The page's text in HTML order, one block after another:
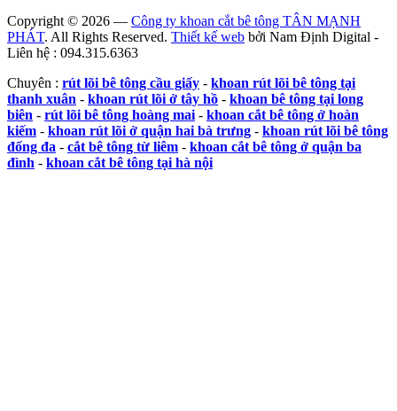
Copyright © 2026 — Công ty khoan cắt bê tông TÂN MẠNH
PHÁT. All Rights Reserved. Thiết kế web bởi Nam Định Digital -
Liên hệ : 094.315.6363
Chuyên : rút lõi bê tông cầu giấy - khoan rút lõi bê tông tại
thanh xuân - khoan rút lõi ở tây hồ - khoan bê tông tại long
biên - rút lõi bê tông hoàng mai- khoan cắt bê tông ở hoàn
kiếm - khoan rút lõi ở quận hai bà trưng - khoan rút lõi bê tông
đống đa - cắt bê tông từ liêm - khoan cắt bê tông ở quận ba
đình - khoan cắt bê tông tại hà nội